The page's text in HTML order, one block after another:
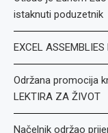
istaknuti poduzetnik
EXCEL
Održana promocija
LEKTIRA ZA ŽIVOT
Načelnik održao